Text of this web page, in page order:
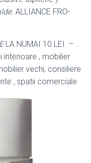
. ALLIANCE FRO-
LA NUMAI 10 LEI. – .
interioare , mobilier
vechi, consiliere
, spatii comerciale